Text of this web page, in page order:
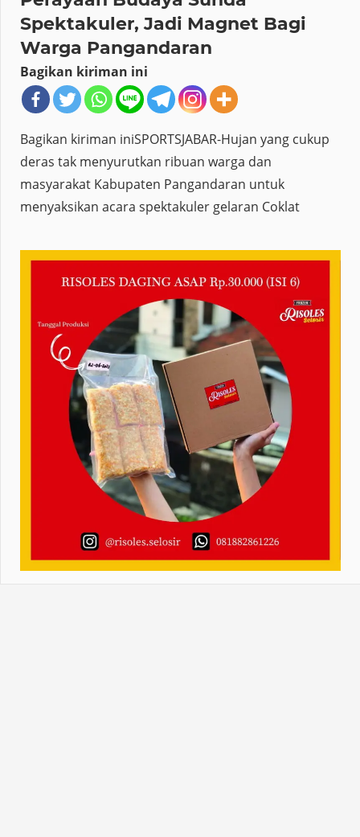
Spektakuler, Jadi Magnet Bagi
Warga Pangandaran
Bagikan kiriman ini
Bagikan kiriman iniSPORTSJABAR-Hujan yang cukup
deras tak menyurutkan ribuan warga dan
masyarakat Kabupaten Pangandaran untuk
menyaksikan acara spektakuler gelaran Coklat